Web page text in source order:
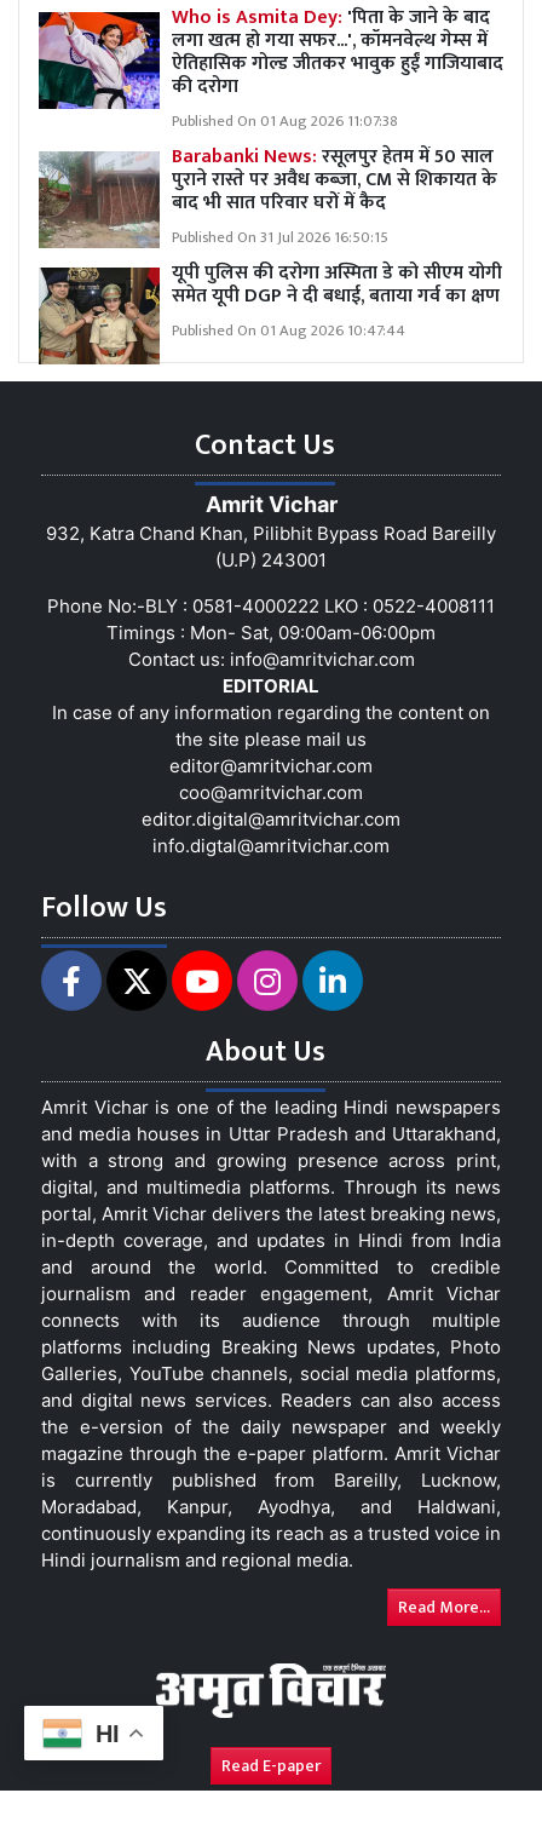
HI
Who is Asmita Dey: 'पिता के जाने के बाद
लगा खत्म हो गया सफर...', कॉमनवेल्थ गेम्स में
ऐतिहासिक गोल्ड जीतकर भावुक हुईं गाजियाबाद
की दरोगा
Published On 01 Aug 2026 11:07:38
Barabanki News:रसूलपुर हेतम में 50 साल
पुराने रास्ते पर अवैध कब्ज़ा, CM से शिकायत के
बाद भी सात परिवार घरों में कैद
Published On 31 Jul 2026 16:50:15
यूपी पुलिस की दरोगा अस्मिता डे को सीएम योगी
समेत यूपी DGP ने दी बधाई, बताया गर्व का क्षण
Published On 01 Aug 2026 10:47:44
Contact Us
Amrit Vichar
932, Katra Chand Khan, Pilibhit Bypass Road Bareilly
(U.P) 243001
Phone No:-BLY : 0581-4000222 LKO : 0522-4008111
Timings : Mon- Sat, 09:00am-06:00pm
Contact us: info@amritvichar.com
EDITORIAL
In case of any information regarding the content on
the site please mail us
editor@amritvichar.com
coo@amritvichar.com
editor.digital@amritvichar.com
info.digtal@amritvichar.com
Follow Us
About Us
Amrit Vichar is one of the leading Hindi newspapers
and media houses in Uttar Pradesh and Uttarakhand,
with a strong and growing presence across print,
digital, and multimedia platforms. Through its news
portal, Amrit Vichar delivers the latest breaking news,
in-depth coverage, and updates in Hindi from India
and around the world. Committed to credible
journalism and reader engagement, Amrit Vichar
connects with its audience through multiple
platforms including Breaking News updates, Photo
Galleries, YouTube channels, social media platforms,
and digital news services. Readers can also access
the e-version of the daily newspaper and weekly
magazine through the e-paper platform. Amrit Vichar
is currently published from Bareilly, Lucknow,
Moradabad, Kanpur, Ayodhya, and Haldwani,
continuously expanding its reach as a trusted voice in
Hindi journalism and regional media.
Read More...
Read E-paper